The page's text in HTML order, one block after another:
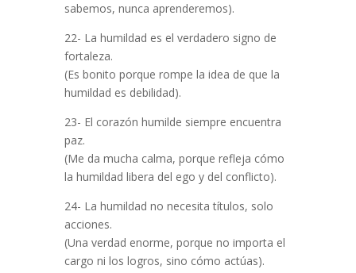
sabemos, nunca aprenderemos).
22- La humildad es el verdadero signo de
fortaleza.
(Es bonito porque rompe la idea de que la
humildad es debilidad).
23- El corazón humilde siempre encuentra
paz.
(Me da mucha calma, porque refleja cómo
la humildad libera del ego y del conflicto).
24- La humildad no necesita títulos, solo
acciones.
(Una verdad enorme, porque no importa el
cargo ni los logros, sino cómo actúas).